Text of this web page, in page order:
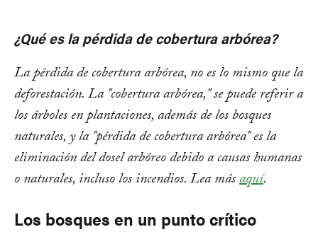
¿Qué es la pérdida de cobertura arbórea?
La pérdida de cobertura arbórea, no es lo mismo que la
deforestación. La "cobertura arbórea," se puede referir a
los árboles en plantaciones, además de los bosques
naturales, y la "pérdida de cobertura arbórea" es la
eliminación del dosel arbóreo debido a causas humanas
o naturales, incluso los incendios. Lea másaquí.
Los bosques en un punto crítico